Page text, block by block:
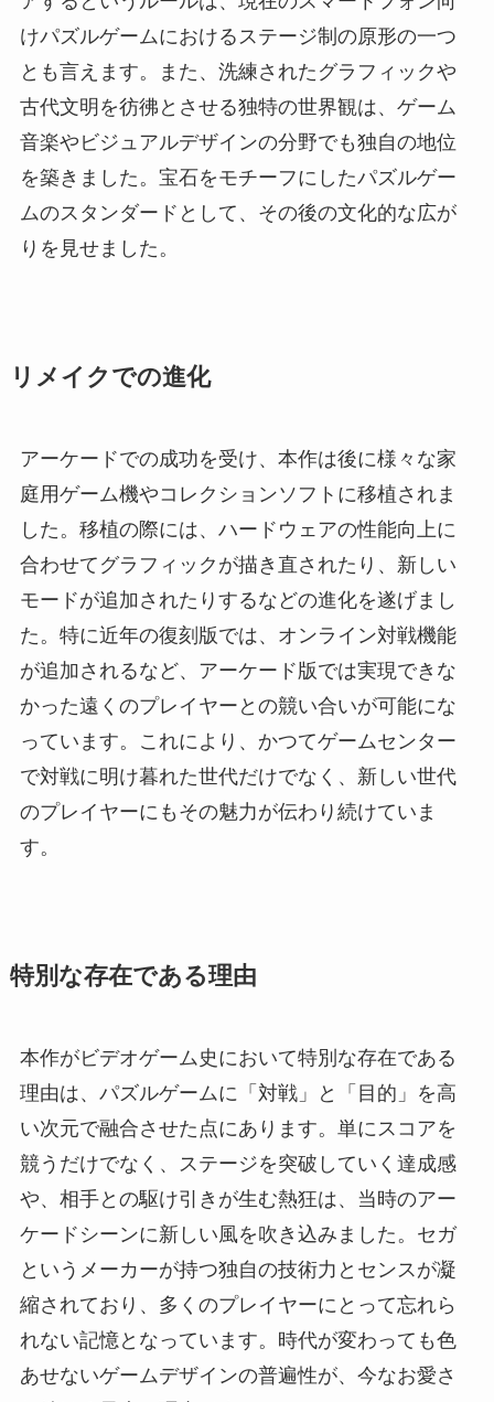
けパズルゲームにおけるステージ制の原形の一つ
とも言えます。また、洗練されたグラフィックや
古代文明を彷彿とさせる独特の世界観は、ゲーム
音楽やビジュアルデザインの分野でも独自の地位
を築きました。宝石をモチーフにしたパズルゲー
ムのスタンダードとして、その後の文化的な広が
りを見せました。
リメイクでの進化
アーケードでの成功を受け、本作は後に様々な家
庭用ゲーム機やコレクションソフトに移植されま
した。移植の際には、ハードウェアの性能向上に
合わせてグラフィックが描き直されたり、新しい
モードが追加されたりするなどの進化を遂げまし
た。特に近年の復刻版では、オンライン対戦機能
が追加されるなど、アーケード版では実現できな
かった遠くのプレイヤーとの競い合いが可能にな
っています。これにより、かつてゲームセンター
で対戦に明け暮れた世代だけでなく、新しい世代
のプレイヤーにもその魅力が伝わり続けていま
す。
特別な存在である理由
本作がビデオゲーム史において特別な存在である
理由は、パズルゲームに「対戦」と「目的」を高
い次元で融合させた点にあります。単にスコアを
競うだけでなく、ステージを突破していく達成感
や、相手との駆け引きが生む熱狂は、当時のアー
ケードシーンに新しい風を吹き込みました。セガ
というメーカーが持つ独自の技術力とセンスが凝
縮されており、多くのプレイヤーにとって忘れら
れない記憶となっています。時代が変わっても色
あせないゲームデザインの普遍性が、今なお愛さ